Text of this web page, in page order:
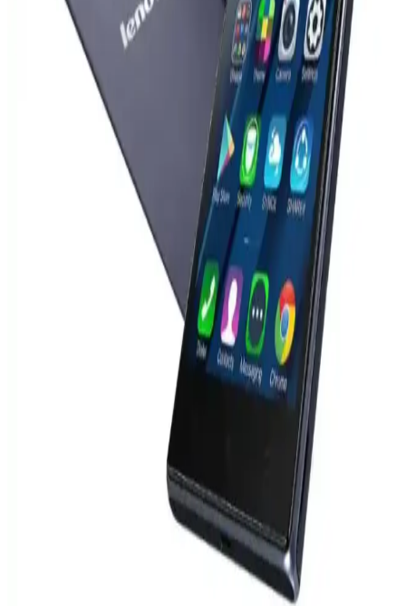
Vivo X300 Ultra'nın 400mm Zeiss lensi ve SmallRig iş birliğiyle
sunduğu yenilikler, akıllı telefon kameralarının profesyonel
ekipmanlarla karşılaştırılmasında önemli farkları ortaya koyuyor.
Lenovo Dizüstü Bilgisayar Şarj Cihazıyla iPhone
Şarj Etme: USB-C ve Power Delivery Uyumluluğu
Lenovo dizüstü bilgisayar şarj cihazları, USB-C ve Power Delivery
teknolojisi sayesinde iPhone gibi akıllı telefonları güvenli ve uyumlu
şekilde şarj edebiliyor. Bu teknoloji cihazların güç ihtiyacına göre
otomatik voltaj ve akım sağlar.
Redmi Note 10 Pro'nun Kamera Özellikleri ve
Teknik Detayları Hakkında Kapsamlı Bilgi
Redmi Note 10 Pro, 108 Megapiksel ana kamera ve çeşitli
sensörleriyle çok yönlü fotoğraf imkanı sunar. Geniş açı, makro ve
derinlik sensörleri sayesinde yüksek kaliteli ve detaylı fotoğraflar
Samsung S23 Ultra ve S24 Ultra modelleri yüksek
performans ve gelişmiş özelliklerle öne çıkıyor
Samsung'un yeni akıllı telefon modelleri S23 Ultra ve S24 Ultra,
üstün performans ve gelişmiş özellikleriyle öne çıkıyor. Tasarım,
ekran, kamera ve işlemci alanlarındaki yenilikler dikkat çekiyor.
Lenovo Akıllı Telefon Modelleri: Dayanıklı ve
Yüksek Performanslı Çözümler
Lenovo'nun akıllı telefonları, dayanıklılık, performans ve yenilikçilik
sunarak farklı kullanıcı ihtiyaçlarına cevap verir. ThinkPhone ve
Legion serileri, kurumsal ve oyun tutkunlarına özel özelliklerle öne